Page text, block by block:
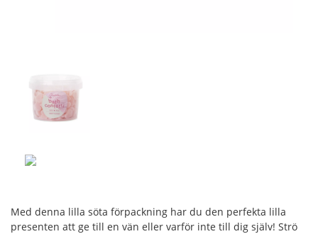
Med denna lilla söta förpackning har du den perfekta lilla
presenten att ge till en vän eller varför inte till dig själv! Strö